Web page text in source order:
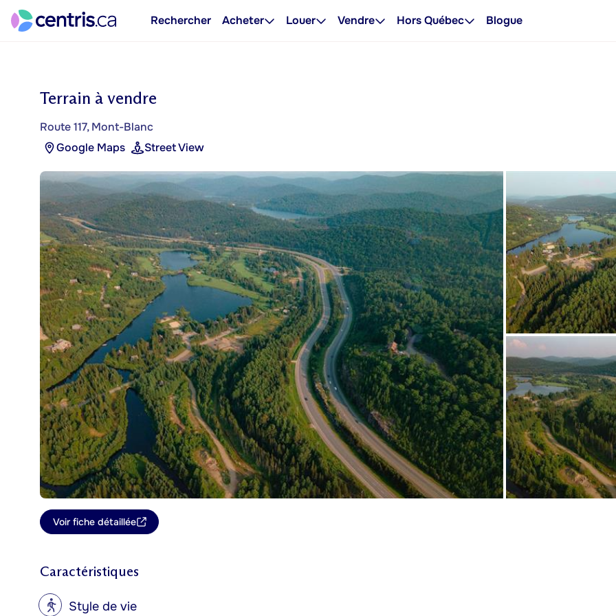
Rechercher Acheter Louer Vendre Hors Québec Blogue
Terrain à vendre
Route 117, Mont-Blanc
Google Maps
Street View
Voir fiche détaillée
Caractéristiques
? Style de vie